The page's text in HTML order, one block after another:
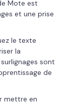
Mote est
et une prise
le texte
la
sont
de
mettre en